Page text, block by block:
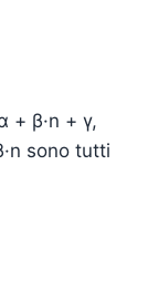
+ β·n + γ,
sono tutti